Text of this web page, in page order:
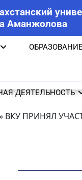
Аманжолова
ОБРАЗОВАНИЕ
ДЕЯТЕЛЬНОСТЬ
ВКУ ПРИНЯЛ